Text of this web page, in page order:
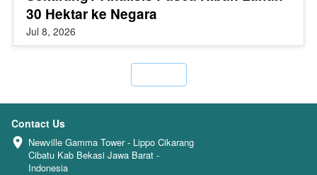
30 Hektar ke Negara
Jul 8, 2026
Contact Us
Newville Gamma Tower - Lippo Cikarang
Cibatu Kab Bekasi Jawa Barat -
Indonesia